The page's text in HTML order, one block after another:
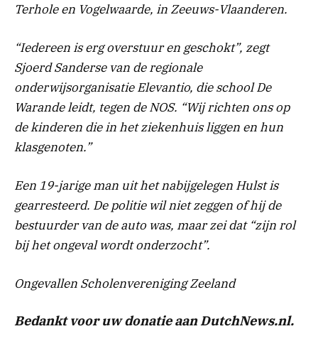
Terhole en Vogelwaarde, in Zeeuws-Vlaanderen.
“Iedereen is erg overstuur en geschokt”, zegt
Sjoerd Sanderse van de regionale
onderwijsorganisatie Elevantio, die school De
Warande leidt, tegen de NOS. “Wij richten ons op
de kinderen die in het ziekenhuis liggen en hun
klasgenoten.”
Een 19-jarige man uit het nabijgelegen Hulst is
gearresteerd. De politie wil niet zeggen of hij de
bestuurder van de auto was, maar zei dat “zijn rol
bij het ongeval wordt onderzocht”.
Ongevallen Scholenvereniging Zeeland
Bedankt voor uw donatie aan DutchNews.nl.